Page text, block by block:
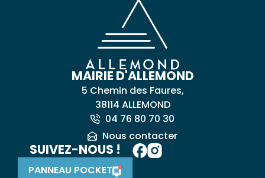
MAIRIE D'ALLEMOND
5 Chemin des Faures,
38114 ALLEMOND
04 76 80 70 30
Nous contacter
SUIVEZ-NOUS !
PANNEAU POCKET